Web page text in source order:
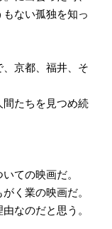
ない孤独を知っ
京都、福井、そ
たちを見つめ続
ての映画だ。
く業の映画だ。
なのだと思う。